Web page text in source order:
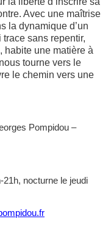
Avec une maîtrise
la dynamique d’un
trace sans repentir,
habite une matière à
tourne vers le
le chemin vers une
Pompidou –
nocturne le jeudi